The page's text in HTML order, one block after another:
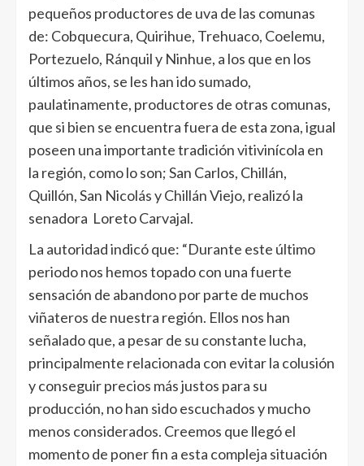
pequeños productores de uva de las comunas
de: Cobquecura, Quirihue, Trehuaco, Coelemu,
Portezuelo, Ránquil y Ninhue, a los que en los
últimos años, se les han ido sumado,
paulatinamente, productores de otras comunas,
que si bien se encuentra fuera de esta zona, igual
poseen una importante tradición vitivinícola en
la región, como lo son; San Carlos, Chillán,
Quillón, San Nicolás y Chillán Viejo, realizó la
senadora Loreto Carvajal.
La autoridad indicó que: “Durante este último
periodo nos hemos topado con una fuerte
sensación de abandono por parte de muchos
viñateros de nuestra región. Ellos nos han
señalado que, a pesar de su constante lucha,
principalmente relacionada con evitar la colusión
y conseguir precios más justos para su
producción, no han sido escuchados y mucho
menos considerados. Creemos que llegó el
momento de poner fin a esta compleja situación